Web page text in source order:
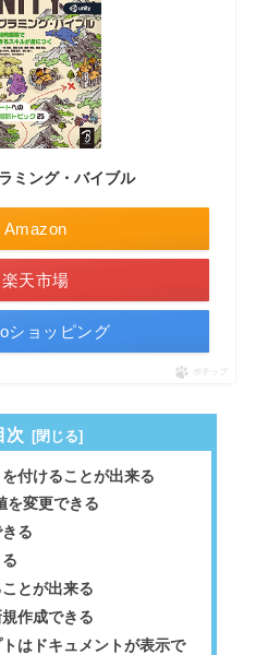
ミング・バイブル
Amazon
楽天市場
ショッピング
ポチップ
次
付けることが出来る
を変更できる
る
とが出来る
作成できる
はドキュメントが表示で